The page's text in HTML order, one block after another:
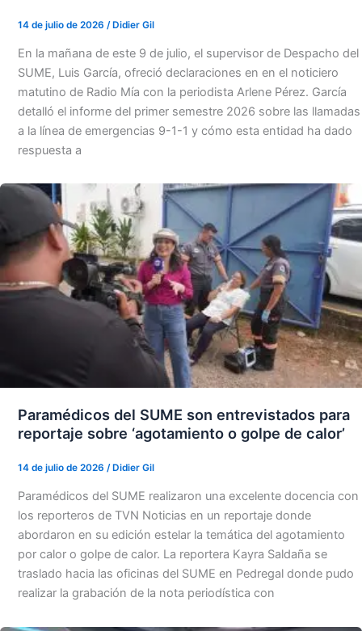
14 de julio de 2026 /Didier Gil
En la mañana de este 9 de julio, el supervisor de Despacho del
SUME, Luis García, ofreció declaraciones en en el noticiero
matutino de Radio Mía con la periodista Arlene Pérez. García
detalló el informe del primer semestre 2026 sobre las llamadas
a la línea de emergencias 9-1-1 y cómo esta entidad ha dado
respuesta a
Paramédicos del SUME son entrevistados para
reportaje sobre ‘agotamiento o golpe de calor’
14 de julio de 2026 / Didier Gil
Paramédicos del SUME realizaron una excelente docencia con
los reporteros de TVN Noticias en un reportaje donde
abordaron en su edición estelar la temática del agotamiento
por calor o golpe de calor. La reportera Kayra Saldaña se
traslado hacia las oficinas del SUME en Pedregal donde pudo
realizar la grabación de la nota periodística con